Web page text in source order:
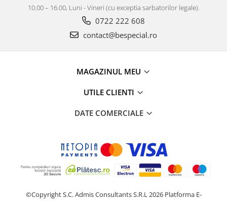
10.00 – 16.00, Luni - Vineri (cu exceptia sarbatorilor legale).
0722 222 608
contact@bespecial.ro
MAGAZINUL MEU
UTILE CLIENTI
DATE COMERCIALE
©Copyright S.C. Admis Consultants S.R.L 2026 Platforma E-